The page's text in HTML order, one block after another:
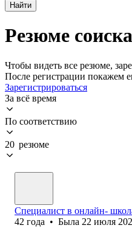
Найти
Резюме
Чтобы видеть все резюме,
После регистрации покажем
Зарегистрироваться
За всё время
По соответствию
20 резюме
Специалист в онлайн-
42 года • Была 22 июля